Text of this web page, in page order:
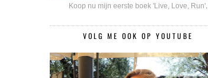
Koop nu mijn eerste boek 'Live, Love, Run'.
VOLG ME OOK OP YOUTUBE